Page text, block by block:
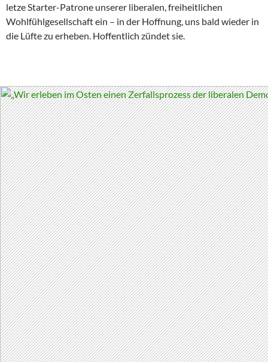
letze Starter-Patrone unserer liberalen, freiheitlichen
Wohlfühlgesellschaft ein – in der Hoffnung, uns bald wieder in
die Lüfte zu erheben. Hoffentlich zündet sie.